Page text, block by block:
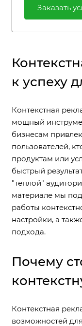
Заказать
к успеху
Контекстная
мощный
бизнесам
пользователей,
продуктам или
быстрый
"теплой"
материале мы
работы
настройки, а
подхода.
Почему
Контекстная
возможностей